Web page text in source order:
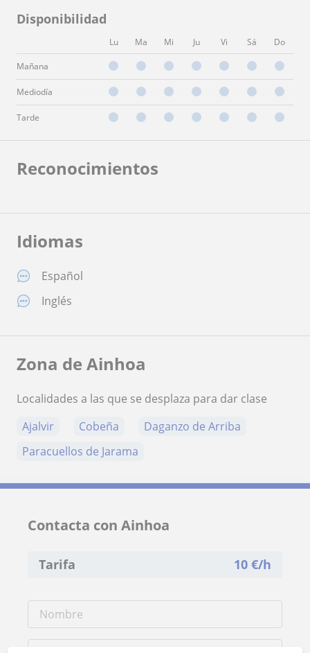
Disponibilidad
Lu Ma Mi Ju Vi Sá Do
Mañana
Mediodía
Tarde
Reconocimientos
Idiomas
Español
Inglés
Zona de Ainhoa
Localidades a las que se desplaza para dar clase
Ajalvir
Cobeña
Daganzo de Arriba
Paracuellos de Jarama
Contacta con Ainhoa
Tarifa 10 €/h